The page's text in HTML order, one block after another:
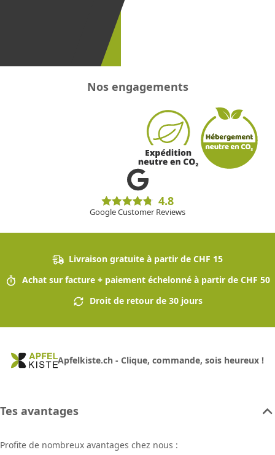
recevoir les
Nos engagements
4.8
Google Customer Reviews
Livraison gratuite à partir de CHF 15
Achat sur facture + paiement échelonné à partir de CHF 50
Droit de retour de 30 jours
Apfelkiste.ch - Clique, commande, sois heureux !
Tes avantages
Profite de nombreux avantages chez nous :